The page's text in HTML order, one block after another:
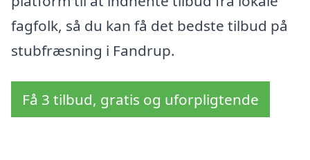
fagfolk, så du kan få det bedste tilbud på
stubfræsning i Fandrup.
Få 3 tilbud, gratis og uforpligtende